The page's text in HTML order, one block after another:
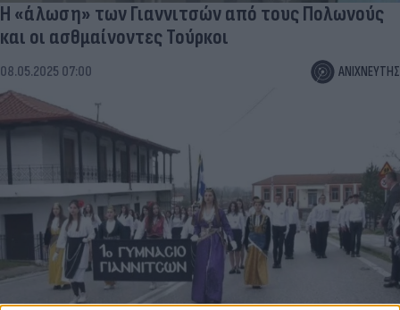
Η «άλωση» των Γιαννιτσών από τους Πολωνούς
και οι ασθμαίνοντες Τούρκοι
08.05.2025 07:00 ΑΝΙΧΝΕΥΤΗΣ